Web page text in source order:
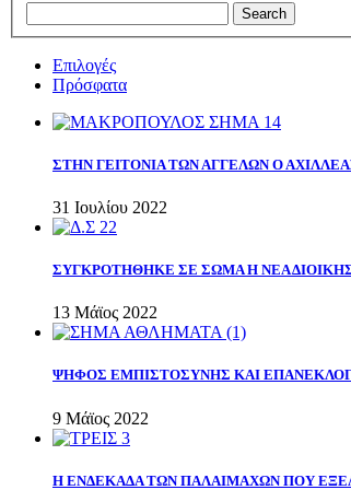
Επιλογές
Πρόσφατα
ΣΤΗΝ ΓΕΙΤΟΝΙΑ ΤΩΝ ΑΓΓΕΛΩΝ Ο
31 Ιουλίου 2022
ΣΥΓΚΡΟΤΗΘΗΚΕ ΣΕ ΣΩΜΑ Η ΝΕΑ
13 Μάϊος 2022
ΨΗΦΟΣ ΕΜΠΙΣΤΟΣΥΝΗΣ ΚΑΙ
9 Μάϊος 2022
Η ΕΝΔΕΚΑΔΑ ΤΩΝ ΠΑΛΑΙΜΑΧΩΝ ΠΟΥ